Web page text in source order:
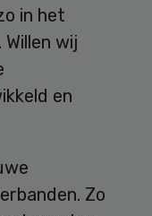
in het
wij
en
Zo